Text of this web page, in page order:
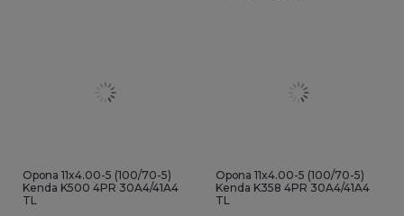
Opona 11x4.00-5 (100/70-5)
Kenda K500 4PR 30A4/41A4
TL
Opona 11x4.00-5 (100/70-5)
Kenda K358 4PR 30A4/41A4
TL